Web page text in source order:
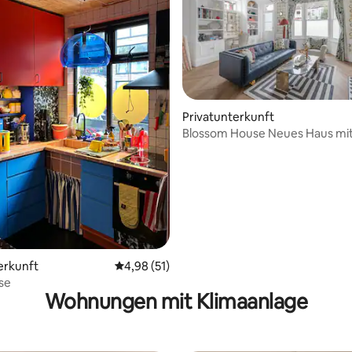
4,98 von 5, 45 Bewertungen
Durchschnittliche Bewertung: 4,98 von 5,
4,98 (51)
Privatunterkunft
Blossom House Neues Haus
Wohnungen mit Klimaanlage